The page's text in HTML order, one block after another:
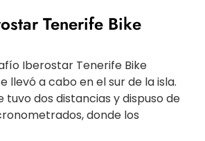
Tenerife Bike
Iberostar Tenerife Bike
llevó a cabo en el sur de la isla.
tuvo dos distancias y dispuso de
donde los